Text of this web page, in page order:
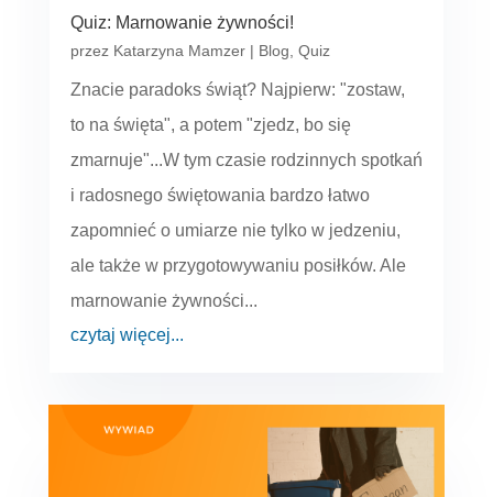
Quiz: Marnowanie żywności!
przez Katarzyna Mamzer| Blog Quiz
Znacie paradoks świąt? Najpierw: "zostaw,
to na święta", a potem "zjedz, bo się
zmarnuje"...W tym czasie rodzinnych spotkań
i radosnego świętowania bardzo łatwo
zapomnieć o umiarze nie tylko w jedzeniu,
ale także w przygotowywaniu posiłków. Ale
marnowanie żywności...
czytaj więcej...